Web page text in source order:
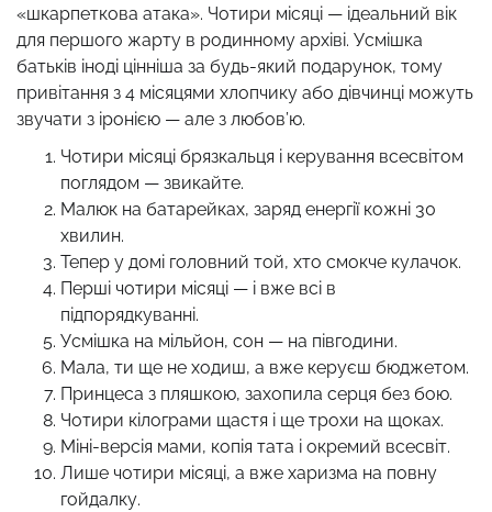
«шкарпеткова атака». Чотири місяці — ідеальний вік
для першого жарту в родинному архіві. Усмішка
батьків іноді цінніша за будь-який подарунок, тому
привітання з 4 місяцями хлопчику або дівчинці можуть
звучати з іронією — але з любов’ю.
Чотири місяці брязкальця і керування всесвітом
поглядом — звикайте.
Малюк на батарейках, заряд енергії кожні 30
хвилин.
Тепер у домі головний той, хто смокче кулачок.
Перші чотири місяці — і вже всі в
підпорядкуванні.
Усмішка на мільйон, сон — на півгодини.
Мала, ти ще не ходиш, а вже керуєш бюджетом.
Принцеса з пляшкою, захопила серця без бою.
Чотири кілограми щастя і ще трохи на щоках.
Міні-версія мами, копія тата і окремий всесвіт.
Лише чотири місяці, а вже харизма на повну
гойдалку.